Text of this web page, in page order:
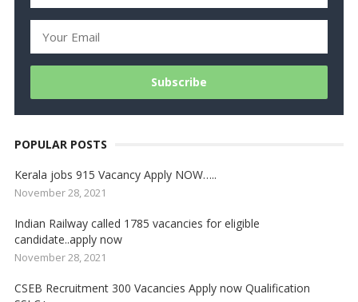
POPULAR POSTS
Kerala jobs 915 Vacancy Apply NOW…..
November 28, 2021
Indian Railway called 1785 vacancies for eligible
candidate..apply now
November 28, 2021
CSEB Recruitment 300 Vacancies Apply now Qualification